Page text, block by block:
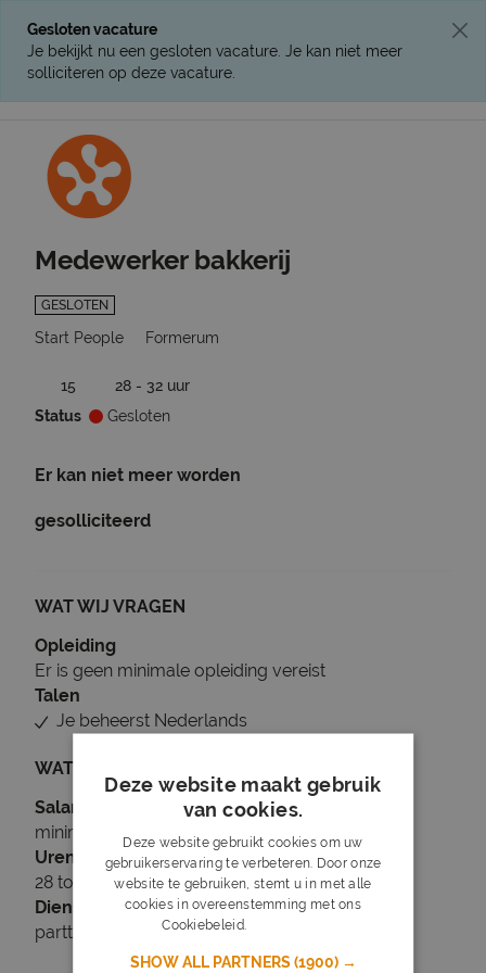
Gesloten vacature
Je bekijkt nu een gesloten vacature. Je kan niet meer
solliciteren op deze vacature.
Medewerker bakkerij
GESLOTEN
Start People Formerum
15
28 - 32 uur
Status
Gesloten
Er kan niet meer worden
gesolliciteerd
WAT WIJ VRAGEN
Opleiding
Er is geen minimale opleiding vereist
Talen
Je beheerst Nederlands
WAT WIJ BIEDEN
Salaris
minimaal € 15
Uren
28 tot 32 uur per week
Dienstverband
parttime
Deze website maakt gebruik
van cookies.
Deze website gebruikt cookies om uw
gebruikerservaring te verbeteren. Door onze
website te gebruiken, stemt u in met alle
cookies in overeenstemming met ons
Cookiebeleid.
SHOW ALL PARTNERS(1900) →